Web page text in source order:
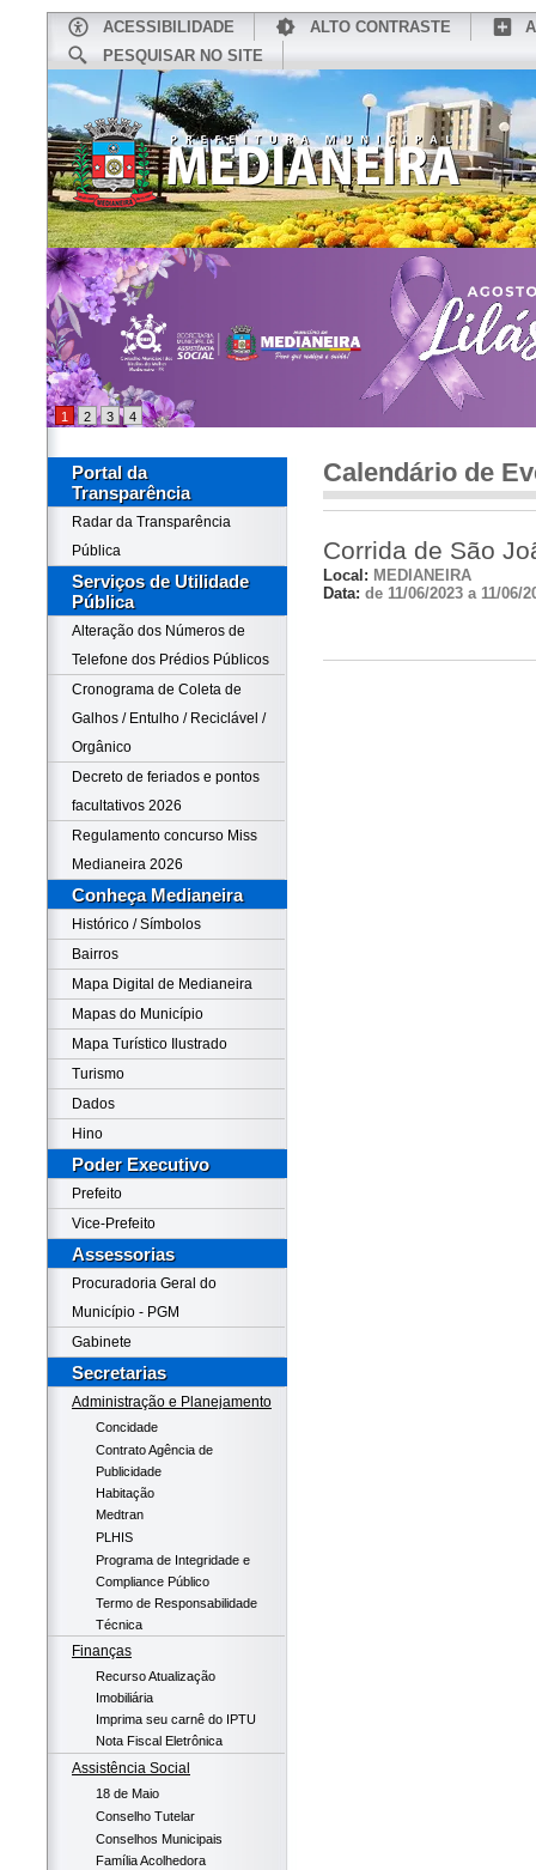
ACESSIBILIDADE ALTO CONTRASTE
PESQUISAR NO SITE
CONHEÇA MEDIANEIRA
1 2 3 4
Portal da
Transparência
Radar da Transparência
Pública
Serviços de Utilidade
Pública
Alteração dos Números de
Telefone dos Prédios Públicos
Cronograma de Coleta de
Galhos / Entulho / Reciclável /
Orgânico
Decreto de feriados e pontos
facultativos 2026
Regulamento concurso Miss
Medianeira 2026
Conheça Medianeira
Histórico / Símbolos
Bairros
Mapa Digital de Medianeira
Mapas do Município
Mapa Turístico Ilustrado
Turismo
Dados
Hino
Poder Executivo
Prefeito
Vice-Prefeito
Assessorias
Procuradoria Geral do
Município - PGM
Gabinete
Secretarias
Administração e Planejamento
Concidade
Contrato Agência de
Publicidade
Habitação
Medtran
PLHIS
Programa de Integridade e
Compliance Público
Termo de Responsabilidade
Técnica
Finanças
Recurso Atualização
Imobiliária
Imprima seu carnê do IPTU
Nota Fiscal Eletrônica
Assistência Social
18 de Maio
Conselho Tutelar
Conselhos Municipais
Família Acolhedora
Calendário de
Corrida de São
Local: MEDIANEIRA
Data: de 11/06/2023 a 11/06/